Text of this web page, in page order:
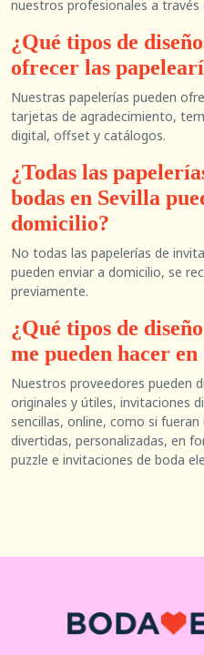
nuestros profesionales a través
¿Qué tipos de
ofrecer las
Nuestras papelerías pueden
tarjetas de agradecimiento,
digital, offset y catálogos.
¿Todas las
bodas en Sevilla
domicilio?
No todas las papelerías de
pueden enviar a domicilio, se
previamente.
¿Qué tipos de
me pueden hacer
Nuestros proveedores pueden
originales y útiles, invitaciones
sencillas, online, como si
divertidas, personalizadas, en
puzzle e invitaciones de boda